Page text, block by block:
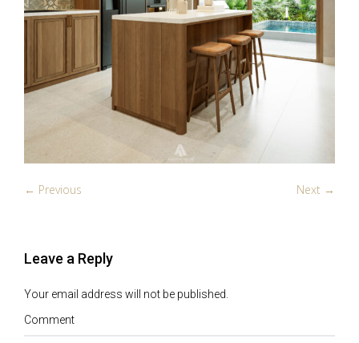
← Previous Next →
Leave a Reply
Your email address will not be published.
Comment